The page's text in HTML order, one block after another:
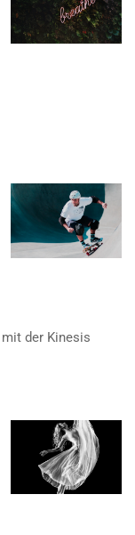
der Kinesis